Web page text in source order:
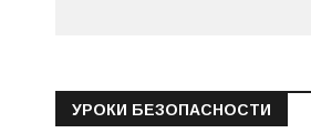
УРОКИ БЕЗОПАСНОСТИ